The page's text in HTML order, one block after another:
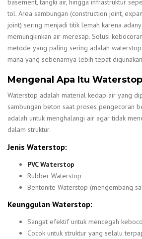
basement, tangki air, hingga infrastruktur
tol. Area sambungan (construction joint,
joint) sering menjadi titik lemah karena
memungkinkan air meresap. Solusi
metode yang paling sering adalah waterstop
mana yang sebenarnya lebih tepat
Mengenal Apa Itu Waterstop
Waterstop adalah material kedap air yang
sambungan beton saat proses pengecoran
adalah untuk menghalangi air agar tidak
dalam struktur.
Jenis Waterstop:
PVC Waterstop
Rubber Waterstop
Bentonite Waterstop (mengembang
Keunggulan Waterstop:
Sangat efektif untuk mencegah
Cocok untuk struktur yang selalu